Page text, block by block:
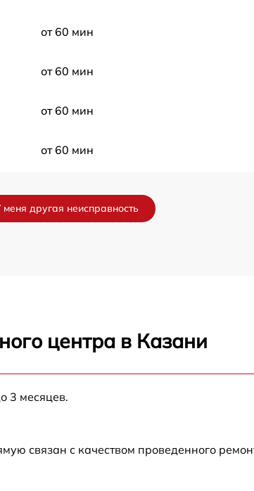
от 60 мин
от 60 мин
от 60 мин
от 60 мин
от 60 мин
меня другая неисправность
центра в Казани
3 месяцев.
связан с качеством проведенного